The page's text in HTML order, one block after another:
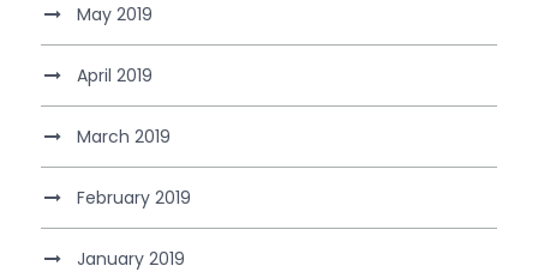
May 2019
April 2019
March 2019
February 2019
January 2019